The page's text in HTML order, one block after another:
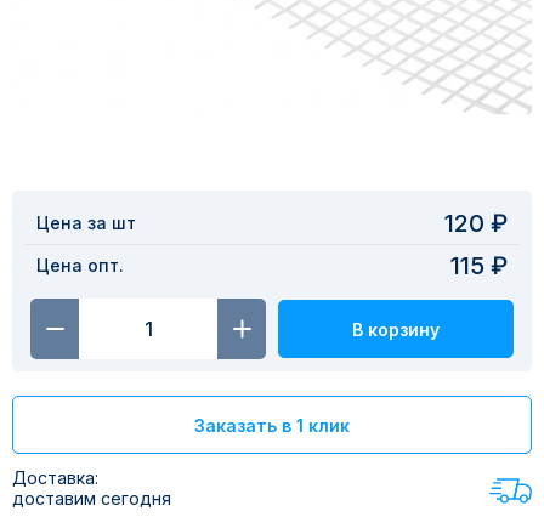
Цена за шт 120 ₽
Цена опт. 115 ₽
В корзину
Заказать в 1 клик
Доставка:
доставим сегодня